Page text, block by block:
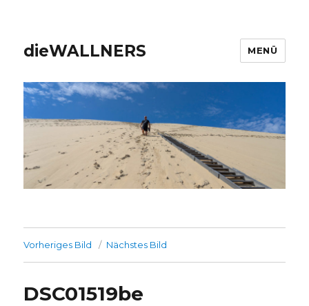
dieWALLNERS MENÜ
Vorheriges Bild Nächstes Bild
DSC01519be